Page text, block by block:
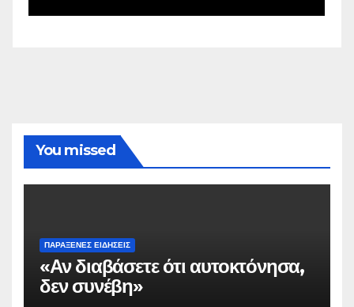
You missed
ΠΑΡΆΞΕΝΕΣ ΕΙΔΉΣΕΙΣ
«Αν διαβάσετε ότι αυτοκτόνησα,
δεν συνέβη»